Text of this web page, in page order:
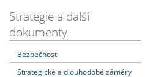
Dozvědět se více
Podat přihlášku
Dozvědět se více
Dozvědět se více
Dozvědět se více
Strategie a další
dokumenty
Bezpečnost
Strategické a dlouhodobé záměry